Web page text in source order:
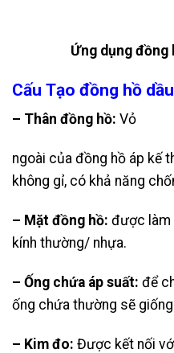
Ứng dụng đồng
Cấu Tạo đồng hồ
– Thân đồng hồ: Vỏ
ngoài của đồng hồ áp kế
không gỉ, có khả năng
– Mặt đồng hồ: được làm
kính thường/ nhựa.
– Ống chứa áp suất: để
ống chứa thường sẽ
– Kim đo: Được kết nối